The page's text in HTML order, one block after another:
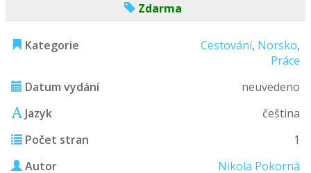
Zdarma
Kategorie Cestování, Norsko,
Práce
Datum vydání
neuvedeno
Jazyk
čeština
Počet stran
1
Autor
Nikola Pokorná